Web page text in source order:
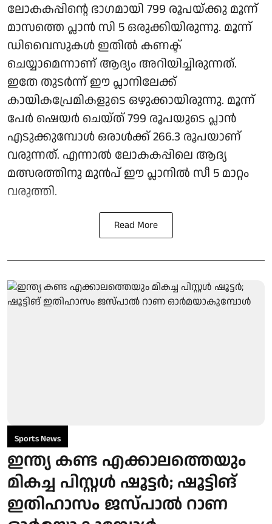
ലോകകപ്പിന്റെ ഭാഗമായി 799 രൂപയ്ക്കു മൂന്ന്
മാസത്തെ പ്ലാൻ സി 5 ഒരുക്കിയിരുന്നു. മൂന്ന്
ഡിവൈസുകൾ ഇതിൽ കണക്ട്
ചെയ്യാമെന്നാണ് ആദ്യം അറിയിച്ചിരുന്നത്.
ഇതേ തുടർന്ന് ഈ പ്ലാനിലേക്ക്
കായികപ്രേമികളുടെ ഒഴുക്കായിരുന്നു. മൂന്ന്
പേർ ഷെയർ ചെയ്ത് 799 രൂപയുടെ പ്ലാൻ
എടുക്കുമ്പോൾ ഒരാൾക്ക് 266.3 രൂപയാണ്
വരുന്നത്. എന്നാൽ ലോകകപ്പിലെ ആദ്യ
മത്സരത്തിനു മുൻപ് ഈ പ്ലാനിൽ സീ 5 മാറ്റം
വരുത്തി.
Read More
Sports News
ഇന്ത്യ കണ്ട എക്കാലത്തെയും
മികച്ച പിസ്റ്റൾ ഷൂട്ടർ; ഷൂട്ടിങ്
ഇതിഹാസം ജസ്പാല്‍ റാണ